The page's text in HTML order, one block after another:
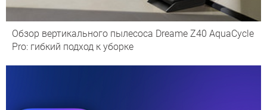
Обзор вертикального пылесоса Dreame Z40 AquaCycle
Pro: гибкий подход к уборке